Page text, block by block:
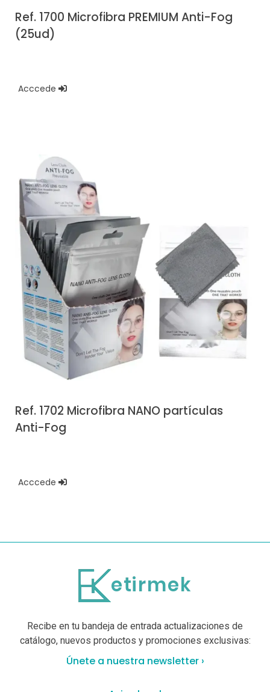
Ref. 1700 Microfibra PREMIUM Anti-Fog
(25ud)
Acccede
Ref. 1702 Microfibra NANO partículas
Anti-Fog
Acccede
Recibe en tu bandeja de entrada actualizaciones de
catálogo, nuevos productos y promociones exclusivas:
Únete a nuestra newsletter ›